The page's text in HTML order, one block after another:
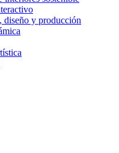
diseño y producción